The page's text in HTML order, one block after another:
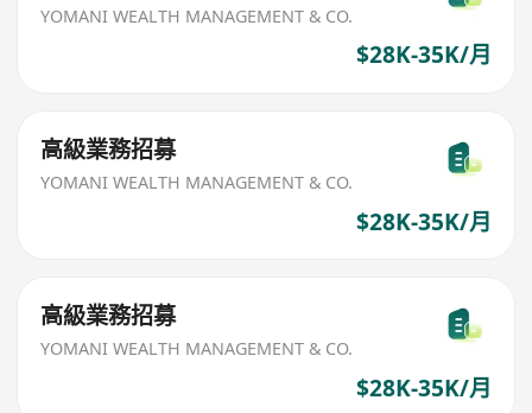
YOMANI WEALTH MANAGEMENT & CO.
$28K-35K/月
高級業務招募
YOMANI WEALTH MANAGEMENT & CO.
$28K-35K/月
高級業務招募
YOMANI WEALTH MANAGEMENT & CO.
$28K-35K/月